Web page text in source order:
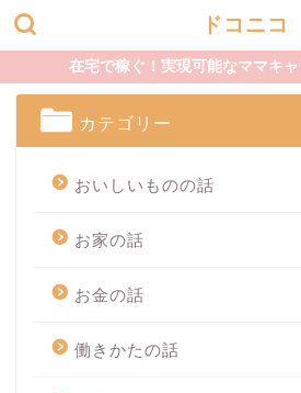
ドコニコ
在宅で稼ぐ！実現可能なママキャ
カテゴリー
おいしいものの話
お家の話
お金の話
働きかたの話